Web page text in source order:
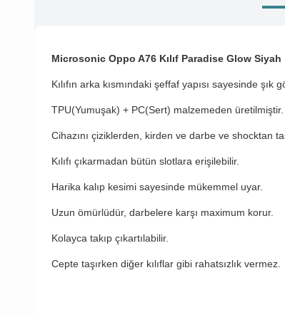
Microsonic Oppo A76 Kılıf Paradise Glow Siyah
Kılıfın arka kısmındaki şeffaf yapısı sayesinde şık
TPU(Yumuşak) + PC(Sert) malzemeden üretilmiştir.
Cihazını çiziklerden, kirden ve darbe ve shocktan
Kılıfı çıkarmadan bütün slotlara erişilebilir.
Harika kalıp kesimi sayesinde mükemmel uyar.
Uzun ömürlüdür, darbelere karşı maximum korur.
Kolayca takıp çıkartılabilir.
Cepte taşırken diğer kılıflar gibi rahatsızlık vermez.